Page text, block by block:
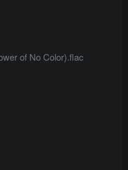
of No Color).flac